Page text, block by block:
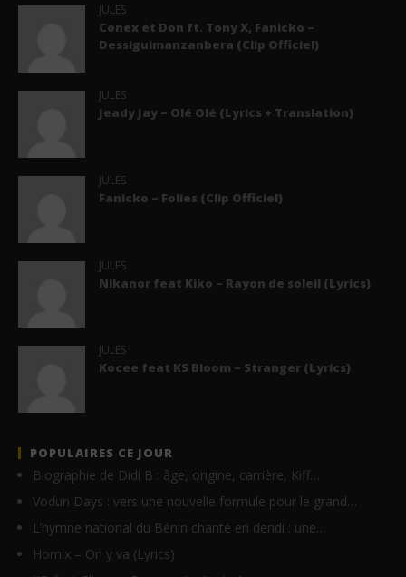
JULES
Conex et Don ft. Tony X, Fanicko –
Dessiguimanzanbera (Clip Officiel)
JULES
Jeady Jay – Olé Olé (Lyrics + Translation)
JULES
Fanicko – Folies (Clip Officiel)
JULES
Nikanor feat Kiko – Rayon de soleil (Lyrics)
JULES
Kocee feat KS Bloom – Stranger (Lyrics)
POPULAIRES CE JOUR
Biographie de Didi B : âge, origine, carrière, Kiff…
Vodun Days : vers une nouvelle formule pour le grand…
L’hymne national du Bénin chanté en dendi : une…
Homix – On y va (Lyrics)